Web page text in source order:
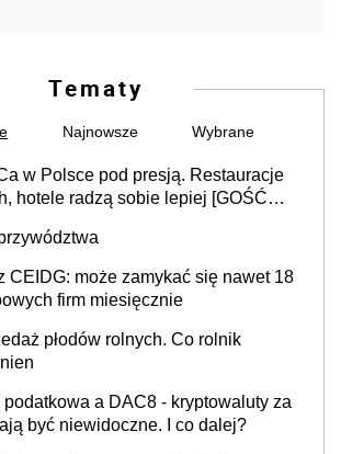
Tematy
Najnowsze Wybrane
w Polsce pod presją. Restauracje
hotele radzą sobie lepiej [GOŚĆ
CEIDG: może zamykać się nawet 18
firm miesięcznie
płodów rolnych. Co rolnik
a DAC8 - kryptowaluty za
być niewidoczne. I co dalej?